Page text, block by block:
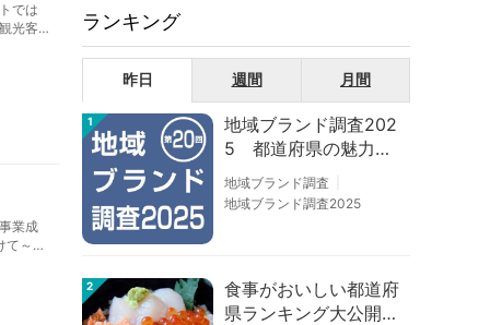
では
光客
業成
て～」
ランキング
昨日 週間 月間
1
地域ブランド調査202
5 都道府県の魅力度
等調査結果
地域ブランド調査
地域ブランド調査2025
2
食事がおいしい都道府
県ランキング大公開！